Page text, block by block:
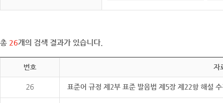
총 26개의 검색 결과가 있습니다.
번호 자
26 표준어 규정 제2부 표준 발음법 제5장 제22항 해설